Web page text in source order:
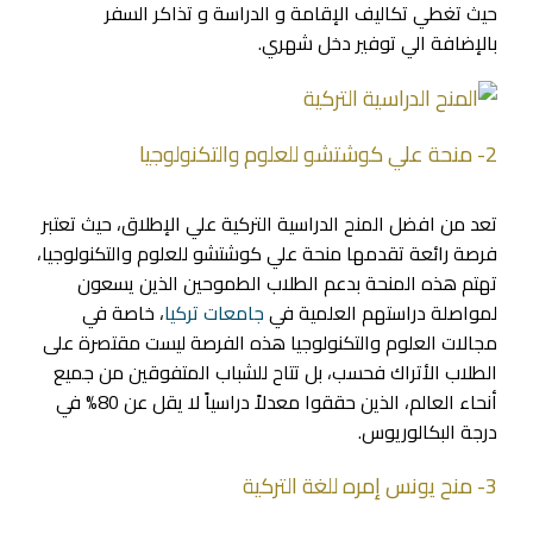
حيث تغطي تكاليف الإقامة و الدراسة و تذاكر السفر
بالإضافة الي توفير دخل شهري.
2- منحة علي كوشتشو للعلوم والتكنولوجيا
تعد من افضل المنح الدراسية التركية علي الإطلاق، حيث تعتبر
فرصة رائعة تقدمها منحة علي كوشتشو للعلوم والتكنولوجيا،
تهتم هذه المنحة بدعم الطلاب الطموحين الذين يسعون
لمواصلة دراستهم العلمية فيجامعات تركيا، خاصة في
مجالات العلوم والتكنولوجيا هذه الفرصة ليست مقتصرة على
الطلاب الأتراك فحسب، بل تتاح للشباب المتفوقين من جميع
أنحاء العالم، الذين حققوا معدلاً دراسياً لا يقل عن 80% في
درجة البكالوريوس.
3- منح يونس إمره للغة التركية